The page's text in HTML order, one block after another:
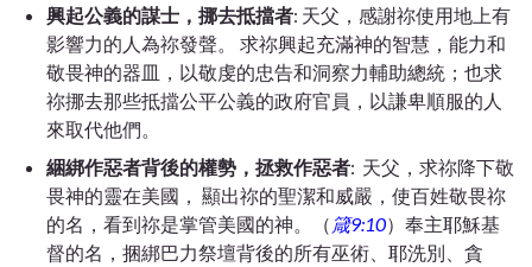
興起公義的謀士，挪去抵擋者: 天父，感謝祢使用地上有
影響力的人為祢發聲。 求祢興起充滿神的智慧，能力和
敬畏神的器皿 ，以敬虔的忠告和洞察力輔助總統；也求
祢挪去那些抵擋公平公義的政府官員，以謙卑順服的人
來取代他們。
綑綁作惡者背後的權勢，拯救作惡者: 天父， 求祢降下敬
畏神的靈在美國， 顯出祢的聖潔和威嚴，使百姓敬畏祢
的名，看到祢是掌管美國的神。（ 箴9:10） 奉主耶穌基
督的名，捆綁巴力祭壇背後的所有巫術、耶洗別、貪